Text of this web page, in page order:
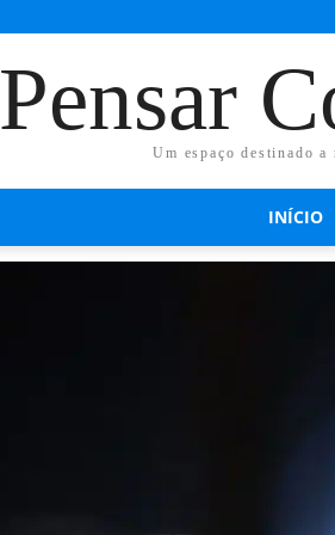
Pensar
Um espaço destinado
INÍCIO